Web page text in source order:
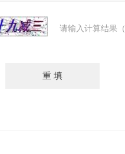
请输入计算结果